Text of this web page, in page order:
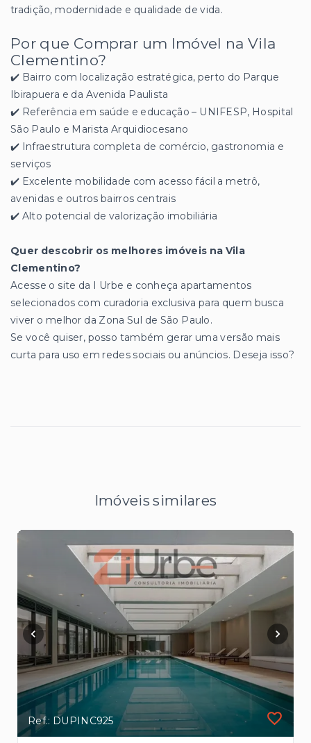
tradição, modernidade e qualidade de vida.
Por que Comprar um Imóvel na Vila
Clementino?
✔️ Bairro com localização estratégica, perto do Parque
Ibirapuera e da Avenida Paulista
✔️ Referência em saúde e educação – UNIFESP, Hospital
São Paulo e Marista Arquidiocesano
✔️ Infraestrutura completa de comércio, gastronomia e
serviços
✔️ Excelente mobilidade com acesso fácil a metrô,
avenidas e outros bairros centrais
✔️ Alto potencial de valorização imobiliária
Quer descobrir os melhores imóveis na Vila
Clementino?
Acesse o site da I Urbe e conheça apartamentos
selecionados com curadoria exclusiva para quem busca
viver o melhor da Zona Sul de São Paulo.
Se você quiser, posso também gerar uma versão mais
curta para uso em redes sociais ou anúncios. Deseja isso?
Imóveis similares
Ref.: DUPINC925